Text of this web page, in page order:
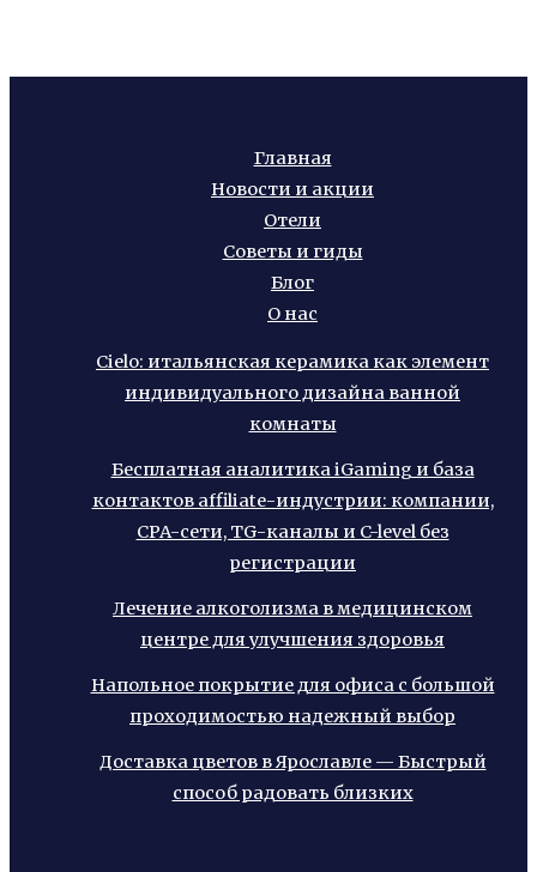
Главная
Новости и акции
Отели
Советы и гиды
Блог
О нас
Cielo: итальянская керамика как элемент
индивидуального дизайна ванной
комнаты
Бесплатная аналитика iGaming и база
контактов affiliate-индустрии: компании,
CPA-сети, TG-каналы и C-level без
регистрации
Лечение алкоголизма в медицинском
центре для улучшения здоровья
Напольное покрытие для офиса с большой
проходимостью надежный выбор
Доставка цветов в Ярославле — Быстрый
способ радовать близких